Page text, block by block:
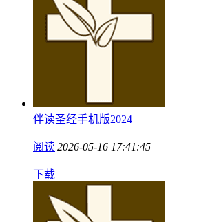
伴读圣经手机版2024
阅读|2026-05-16 17:41:45
下载